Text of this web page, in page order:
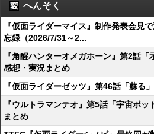
へんそく
『仮面ライダーマイス』制作発表会見
忘録（2026/7/31～2...
『角醒ハンターオメガホーン』第2話「
感想・実況まとめ
『仮面ライダーゼッツ』第46話「蘇る
『ウルトラマンテオ』第5話「宇宙ポ
まとめ